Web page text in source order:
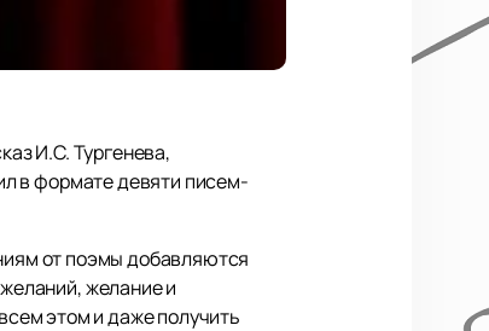
И.С. Тургенева,
в формате девяти писем-
от поэмы добавляются
желание и
этом и даже получить